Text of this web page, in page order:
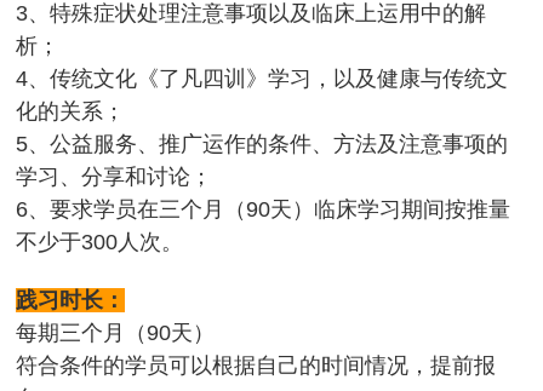
3、特殊症状处理注意事项以及临床上运用中的解
析；
4、传统文化《了凡四训》学习，以及健康与传统文
化的关系；
5、公益服务、推广运作的条件、方法及注意事项的
学习、分享和讨论；
6、要求学员在三个月（90天）临床学习期间按推量
不少于300人次。
践习时长：
每期三个月（90天）
符合条件的学员可以根据自己的时间情况，提前报